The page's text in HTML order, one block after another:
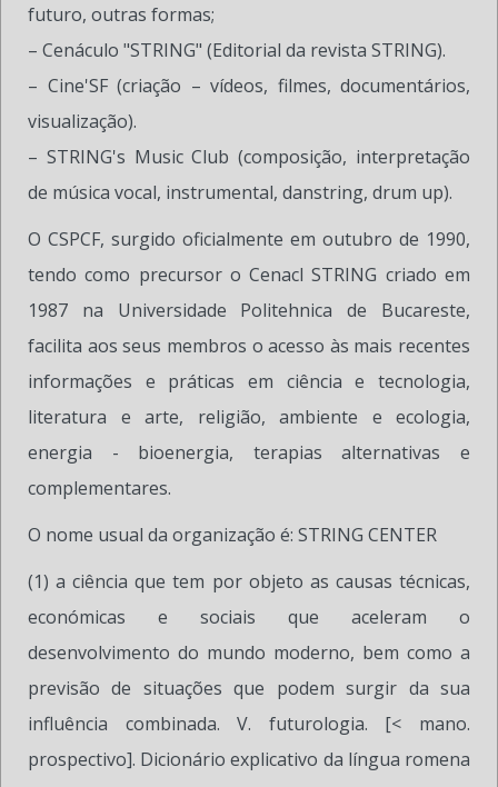
futuro, outras formas;
– Cenáculo "STRING" (Editorial da revista STRING).
– Cine'SF (criação – vídeos, filmes, documentários,
visualização).
– STRING's Music Club (composição, interpretação
de música vocal, instrumental, danstring, drum up).
O CSPCF, surgido oficialmente em outubro de 1990,
tendo como precursor o Cenacl STRING criado em
1987 na Universidade Politehnica de Bucareste,
facilita aos seus membros o acesso às mais recentes
informações e práticas em ciência e tecnologia,
literatura e arte, religião, ambiente e ecologia,
energia - bioenergia, terapias alternativas e
complementares.
O nome usual da organização é: STRING CENTER
(1) a ciência que tem por objeto as causas técnicas,
económicas e sociais que aceleram o
desenvolvimento do mundo moderno, bem como a
previsão de situações que podem surgir da sua
influência combinada. V. futurologia. [< mano.
prospectivo]. Dicionário explicativo da língua romena